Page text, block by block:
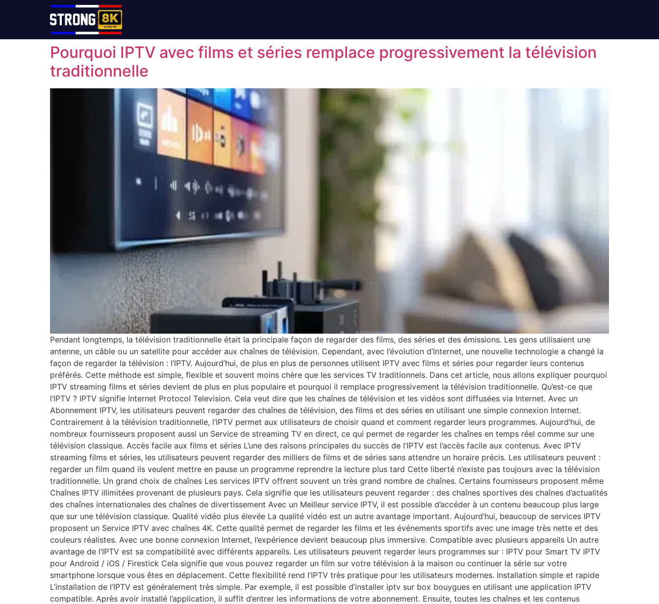
Pourquoi IPTV avec films et séries remplace progressivement la télévision
traditionnelle
Pendant longtemps, la télévision traditionnelle était la principale façon de regarder des films, des séries et des émissions. Les gens utilisaient une
antenne, un câble ou un satellite pour accéder aux chaînes de télévision. Cependant, avec l’évolution d’Internet, une nouvelle technologie a changé la
façon de regarder la télévision : l’IPTV. Aujourd’hui, de plus en plus de personnes utilisent IPTV avec films et séries pour regarder leurs contenus
préférés. Cette méthode est simple, flexible et souvent moins chère que les services TV traditionnels. Dans cet article, nous allons expliquer pourquoi
IPTV streaming films et séries devient de plus en plus populaire et pourquoi il remplace progressivement la télévision traditionnelle. Qu’est-ce que
l’IPTV ? IPTV signifie Internet Protocol Television. Cela veut dire que les chaînes de télévision et les vidéos sont diffusées via Internet. Avec un
Abonnement IPTV, les utilisateurs peuvent regarder des chaînes de télévision, des films et des séries en utilisant une simple connexion Internet.
Contrairement à la télévision traditionnelle, l’IPTV permet aux utilisateurs de choisir quand et comment regarder leurs programmes. Aujourd’hui, de
nombreux fournisseurs proposent aussi un Service de streaming TV en direct, ce qui permet de regarder les chaînes en temps réel comme sur une
télévision classique. Accès facile aux films et séries L’une des raisons principales du succès de l’IPTV est l’accès facile aux contenus. Avec IPTV
streaming films et séries, les utilisateurs peuvent regarder des milliers de films et de séries sans attendre un horaire précis. Les utilisateurs peuvent :
regarder un film quand ils veulent mettre en pause un programme reprendre la lecture plus tard Cette liberté n’existe pas toujours avec la télévision
traditionnelle. Un grand choix de chaînes Les services IPTV offrent souvent un très grand nombre de chaînes. Certains fournisseurs proposent même
Chaînes IPTV illimitées provenant de plusieurs pays. Cela signifie que les utilisateurs peuvent regarder : des chaînes sportives des chaînes d’actualités
des chaînes internationales des chaînes de divertissement Avec un Meilleur service IPTV, il est possible d’accéder à un contenu beaucoup plus large
que sur une télévision classique. Qualité vidéo plus élevée La qualité vidéo est un autre avantage important. Aujourd’hui, beaucoup de services IPTV
proposent un Service IPTV avec chaînes 4K. Cette qualité permet de regarder les films et les événements sportifs avec une image très nette et des
couleurs réalistes. Avec une bonne connexion Internet, l’expérience devient beaucoup plus immersive. Compatible avec plusieurs appareils Un autre
avantage de l’IPTV est sa compatibilité avec différents appareils. Les utilisateurs peuvent regarder leurs programmes sur : IPTV pour Smart TV IPTV
pour Android / iOS / Firestick Cela signifie que vous pouvez regarder un film sur votre télévision à la maison ou continuer la série sur votre
smartphone lorsque vous êtes en déplacement. Cette flexibilité rend l’IPTV très pratique pour les utilisateurs modernes. Installation simple et rapide
L’installation de l’IPTV est généralement très simple. Par exemple, il est possible d’installer iptv sur box bouygues en utilisant une application IPTV
compatible. Après avoir installé l’application, il suffit d’entrer les informations de votre abonnement. Ensuite, toutes les chaînes et les contenus